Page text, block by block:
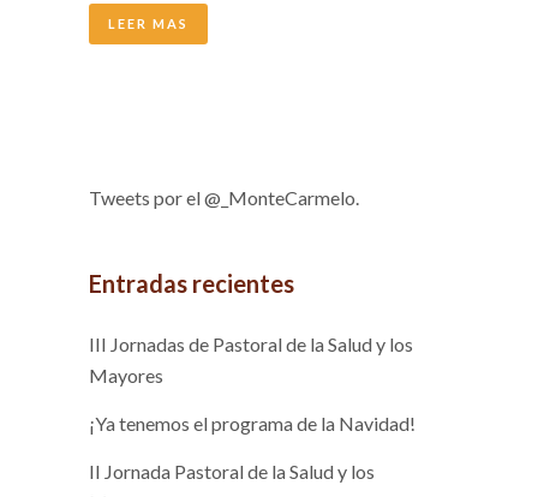
LEER MAS
Tweets por el @_MonteCarmelo.
Entradas recientes
III Jornadas de Pastoral de la Salud y los
Mayores
¡Ya tenemos el programa de la Navidad!
II Jornada Pastoral de la Salud y los